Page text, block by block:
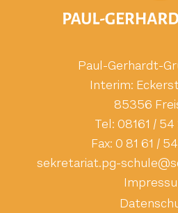
Paul-Gerhardt-
Interim:
85356
Tel: 08161 /
Fax: 0 81 61 /
ed.gnisierf-